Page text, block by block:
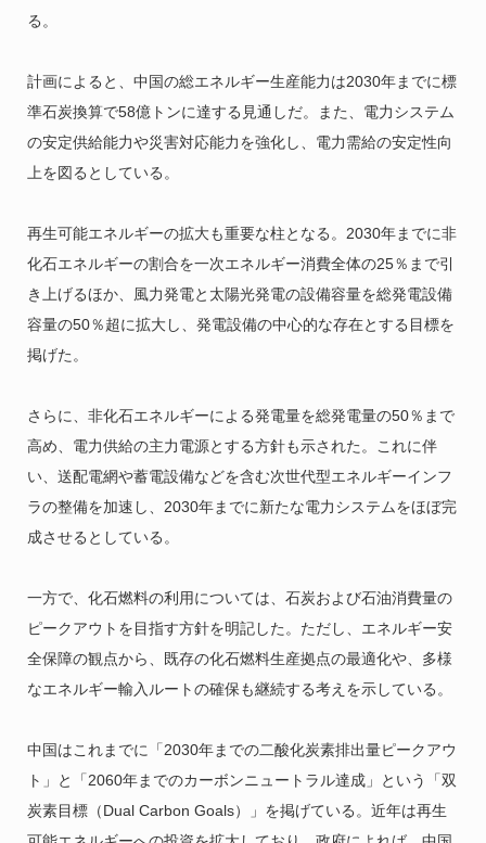
る。
計画によると、中国の総エネルギー生産能力は2030年までに標
準石炭換算で58億トンに達する見通しだ。また、電力システム
の安定供給能力や災害対応能力を強化し、電力需給の安定性向
上を図るとしている。
再生可能エネルギーの拡大も重要な柱となる。2030年までに非
化石エネルギーの割合を一次エネルギー消費全体の25％まで引
き上げるほか、風力発電と太陽光発電の設備容量を総発電設備
容量の50％超に拡大し、発電設備の中心的な存在とする目標を
掲げた。
さらに、非化石エネルギーによる発電量を総発電量の50％まで
高め、電力供給の主力電源とする方針も示された。これに伴
い、送配電網や蓄電設備などを含む次世代型エネルギーインフ
ラの整備を加速し、2030年までに新たな電力システムをほぼ完
成させるとしている。
一方で、化石燃料の利用については、石炭および石油消費量の
ピークアウトを目指す方針を明記した。ただし、エネルギー安
全保障の観点から、既存の化石燃料生産拠点の最適化や、多様
なエネルギー輸入ルートの確保も継続する考えを示している。
中国はこれまでに「2030年までの二酸化炭素排出量ピークアウ
ト」と「2060年までのカーボンニュートラル達成」という「双
炭素目標（Dual Carbon Goals）」を掲げている。近年は再生